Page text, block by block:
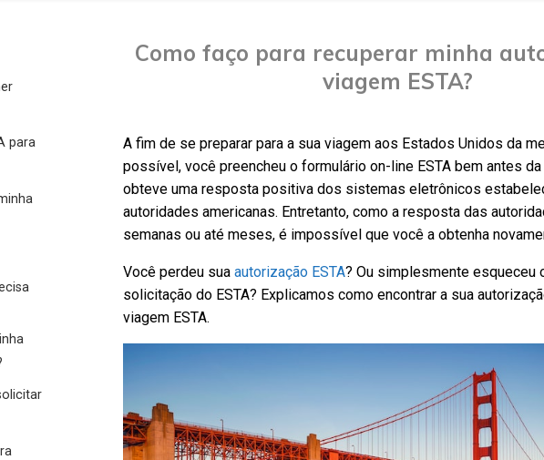
Como faço para recuperar minha
viagem ESTA?
A fim de se preparar para a sua viagem aos Estados Unidos da
possível, você preencheu o formulário on-line ESTA bem antes
obteve uma resposta positiva dos sistemas eletrônicos
autoridades americanas. Entretanto, como a resposta das
semanas ou até meses, é impossível que você a obtenha
Você perdeu sua autorização ESTA? Ou simplesmente esqueceu
solicitação do ESTA? Explicamos como encontrar a sua
viagem ESTA.
para